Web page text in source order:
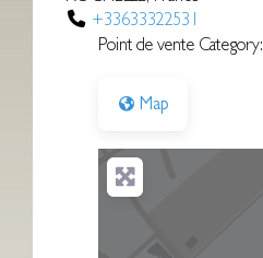
+33633322531
Point de vente Category:
Map